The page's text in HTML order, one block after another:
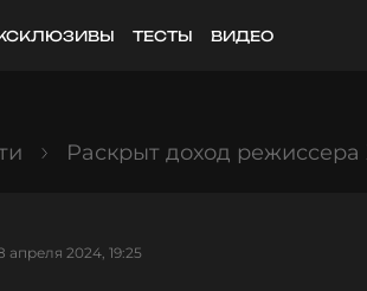
ТЕСТЫ ВИДЕО
Раскрыт доход
апреля 2024, 19:25